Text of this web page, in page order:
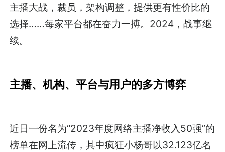
主播大战，裁员，架构调整，提供更有性价比的
选择……每家平台都在奋力一搏。2024，战事继
续。
主播、机构、平台与用户的多方博弈
近日一份名为“2023年度网络主播净收入50强”的
榜单在网上流传，其中疯狂小杨哥以32.123亿名